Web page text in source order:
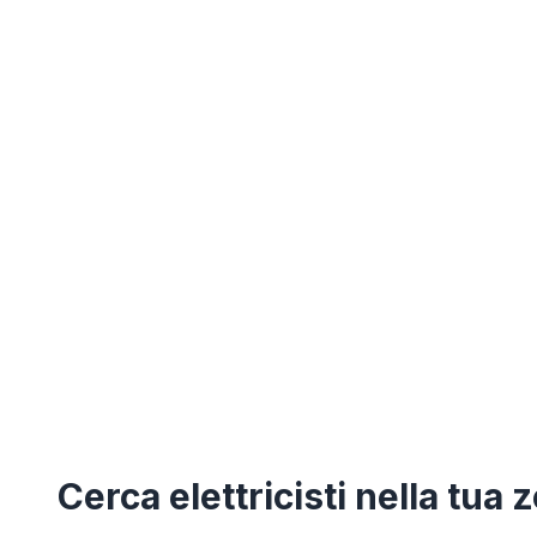
Cerca elettricisti nella tua